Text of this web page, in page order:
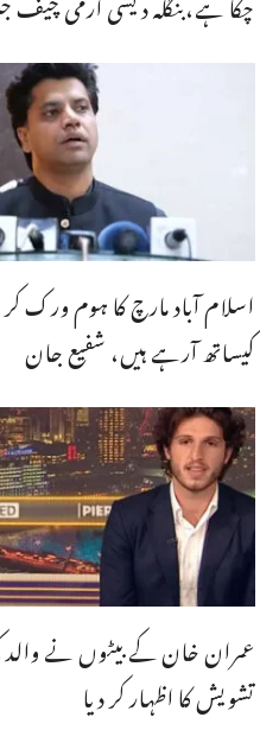
اسلام آباد مارچ کا ہوم ورک
کیساتھ آرہے ہیں، شفیع جان
عمران خان کے بیٹوں نے
تشویش کا اظہار کر دیا